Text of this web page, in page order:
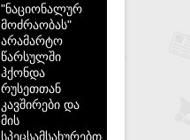
"ნაციონალურ
მოძრაობას"
არამარტო
წარსულში
ჰქონდა
რუსეთთან
კავშირები და
მის
სპეცსამსახურებთან,